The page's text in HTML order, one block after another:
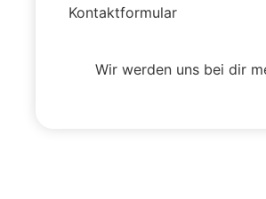
Kontaktformular
Wir werden uns bei dir